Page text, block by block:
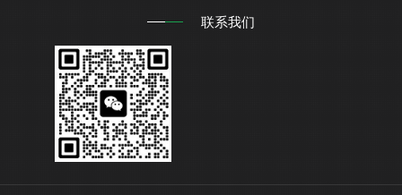
联系我们